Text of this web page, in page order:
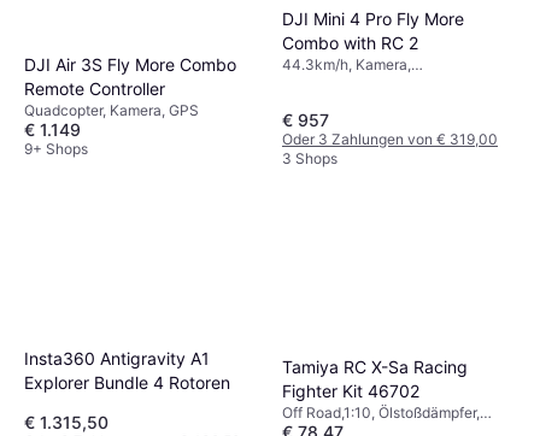
DJI Air 3S Fly More Combo
Remote Controller
Quadcopter, Kamera, GPS
€ 1.149
9+ Shops
DJI Mini 4 Pro Fly More
Combo with RC 2
44.3km/h, Kamera,
LED-Leuchte, USB, Mobile
Anwendung, Bluetooth, WLAN,
GPS
€ 957
Oder 3 Zahlungen von € 319,00
3 Shops
Insta360 Antigravity A1
Explorer Bundle 4 Rotoren
€ 1.315,50
Tamiya RC X-Sa Racing
Fighter Kit 46702
Off Road,1:10, Ölstoßdämpfer,
Fertig montiert, Zweiradantrieb
€ 78,47